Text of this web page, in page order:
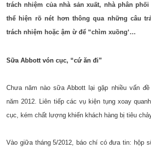
trách nhiệm của nhà sản xuất, nhà phân
thể hiện rõ nét hơn thông qua những câu
trách nhiệm hoặc ậm ừ để “chìm xuồng‘…
Sữa Abbott vón cục, “cứ ăn đi”
Chưa năm nào sữa Abbott lại gặp nhiều vấn
năm 2012. Liên tiếp các vụ kiện tụng xoay
cục, kém chất lượng khiến khách hàng bị tiêu
Vào giữa tháng 5/2012, báo chí có đưa tin: hộp